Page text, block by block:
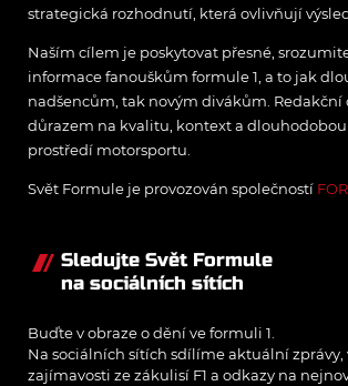
strategická rozhodnutí, která ovlivňují
Naším cílem je poskytovat přesné,
informace fanouškům formule 1, a to jak
nadšencům, tak novým divákům. Redakční
důrazem na kvalitu, kontext a
prostředí motorsportu.
Svět Formule je provozován společností
Sledujte Svět Formule
na sociálních sítích
Buďte v obraze o dění ve formuli 1.
Na sociálních sítích sdílíme aktuální zprávy,
zajímavosti ze zákulisí F1 a odkazy na